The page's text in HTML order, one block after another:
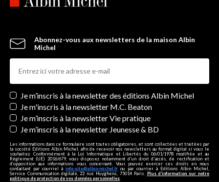
Abonnez-vous aux newsletters de la maison Albin
Michel
Newsletters
Je m’inscris à la newsletter des éditions Albin Michel
Je m'inscris à la newsletter M.C. Beaton
Je m’inscris à la newsletter Vie pratique
Je m’inscris à la newsletter Jeunesse & BD
Les informations dans ce formulaire sont toutes obligatoires, et sont collectées et traitées par
la société Editions Albin Michel, afin de recevoir nos newsletters au format digital si vous le
souhaitez. Conformément à la Loi Informatique et Libertés du 06/01/1978 modifiée et au
Règlement (UE) 2016/679, vous disposez notamment d'un droit d'accès, de rectification et
d’opposition aux informations vous concernant. Vous pouvez exercer ces droits en nous
contactant par courriel à info-site@albin-michel.fr ou par courrier à Editions Albin Michel,
Service Communication digitale, 22 rue Huyghens, 75014 Paris. Plus d’information sur notre
politique de protection de vos données personnelles